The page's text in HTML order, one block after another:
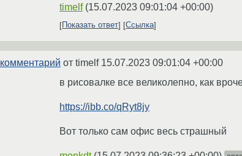
timelf (15.07.2023 09:01:04 +00:00)
Показать ответ Ссылка
комментарий от timelf 15.07.2023 09:01:04 +00:00
в рисовалке все великолепно, как
https://ibb.co/qRyt8jy
Вот только сам офис весь страшный